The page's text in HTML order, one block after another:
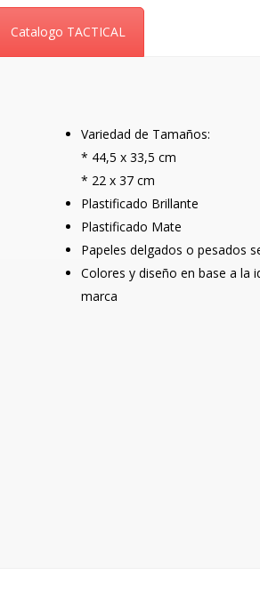
Catalogo TACTICAL
Variedad de Tamaños:
* 44,5 x 33,5 cm
* 22 x 37 cm
Plastificado Brillante
Plastificado Mate
Papeles delgados o pesados
Colores y diseño en base a la
marca